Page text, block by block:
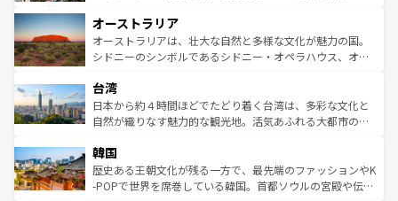
部のニューオーリンズでは、音楽と美食が融合した独特の
文化が魅力。旅行者はアメリカの各地域で異なる魅力を楽
しみながら、その多様性と豊かな歴史を感じることができ
ならではの贅沢な旅のスタイルだ。 なお、新着のアメリカ
情報はコンテンツ一覧を参照してほしい。
ワイ島は見逃せない。また、定番の観光地といえばオアフ
島だが、静かな自然を求めるならマウイ島やカウアイ島が
おすすめ。エメラルドグリーンに輝く海をはじめ、豊かな
れるおもてなしの心で訪れる人々を迎えてくれるハワイの
人々、おいしいローカルフードやハワイアンミュージッ
ク、伝統的なフラダンスなど、すべてがハワイの魅力を彩
ワイを、存分に味わってほしい。 なお、新着のハワイ情報
はコンテンツ一覧を参照してほしい。
オーストラリア
オーストラリアは、壮大な自然と多様な文化が魅力の国。
シドニーのシンボルであるシドニー・オペラハウス、オー
リアリーフや大陸中央部にそびえるウルル（エアーズロッ
ク）、タスマニアの美しい原生林やケアンズの熱帯雨林な
ど、見どころがたくさん。また、カフェやワイン、オージ
いる。アクティビティも充実しており、サーフィンやダイ
ビング、ハイキングなど、アウトドア好きにはたまらな
い。オーストラリアの多彩な魅力を存分に味わいつくそ
台湾
日本から約４時間ほどでたどり着く台湾は、多彩な文化と
自然が織りなす魅力的な観光地。活気あふれる大都市の台
ン）、静ひつな山岳地帯である台湾東部など、都市の喧騒
と山間の静けさが共存しており、訪れる人に新しい発見と
驚きをもたらしてくれる。また、奥深い台湾の食文化も魅
韓国
歴史ある王朝文化が残る一方で、最先端のファッションやK
-POPで世界を席巻している韓国。首都ソウルの宮殿や伝統